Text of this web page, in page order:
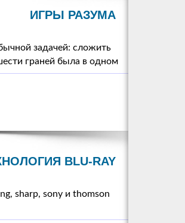
ИГРЫ РАЗУМА
задачей: сложить
граней была в одном
BLU-RAY
sharp, sony и thomson